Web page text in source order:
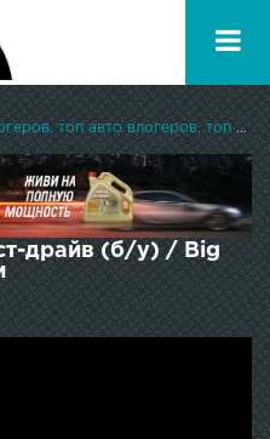
TOPAUTOTUBE.RU - ТОП Авто Блогеров, топ авто влогеров, топ авто ютуберов
драйв (б/у) / Big